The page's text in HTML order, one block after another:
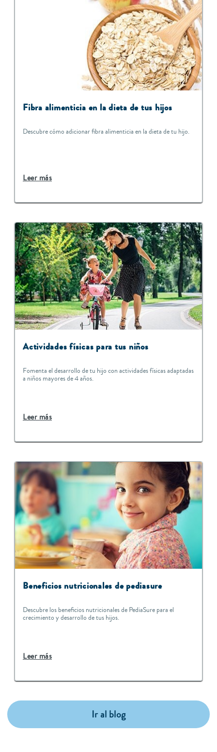
Fibra alimenticia en la dieta de tus hijos
Descubre cómo adicionar fibra alimenticia en la dieta de tu hijo.
Leer más
Actividades físicas para tus niños
Fomenta el desarrollo de tu hijo con actividades físicas adaptadas
a niños mayores de 4 años.
Leer más
Beneficios nutricionales de pediasure
Descubre los beneficios nutricionales de PediaSure para el
crecimiento y desarrollo de tus hijos.
Leer más
Ir al blog